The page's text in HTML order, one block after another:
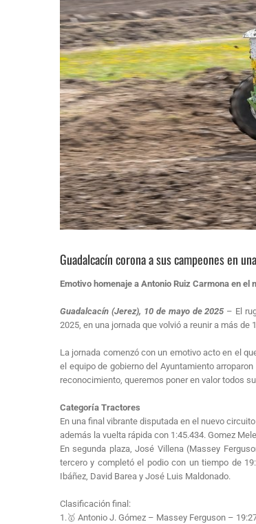
Guadalcacín corona a sus campeones en
Emotivo homenaje a Antonio Ruiz Carmona en
Guadalcacín (Jerez), 10 de mayo de 2025– El
2025, en una jornada que volvió a reunir a más
La jornada comenzó con un emotivo acto en el
el equipo de gobierno del Ayuntamiento
reconocimiento, queremos poner en valor todos
Categoría Tractores
En una final vibrante disputada en el nuevo
además la vuelta rápida con 1:45.434. Gomez
En segunda plaza, José Villena (Massey
tercero y completó el podio con un tiempo de
Ibáñez, David Barea y José Luis Maldonado.
Clasificación final:
1.🥇 Antonio J. Gómez – Massey Ferguson –